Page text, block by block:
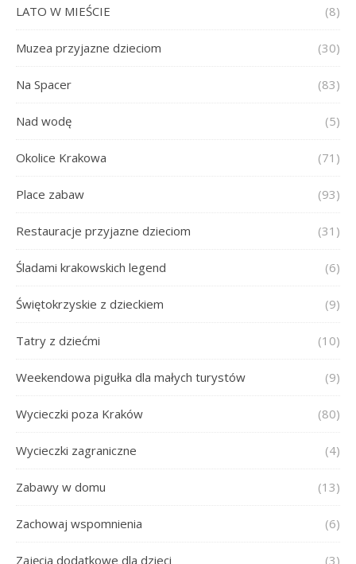
LATO W MIEŚCIE (8)
Muzea przyjazne dzieciom (30)
Na Spacer (83)
Nad wodę (5)
Okolice Krakowa (71)
Place zabaw (93)
Restauracje przyjazne dzieciom (31)
Śladami krakowskich legend (6)
Świętokrzyskie z dzieckiem (9)
Tatry z dziećmi (10)
Weekendowa pigułka dla małych turystów (9)
Wycieczki poza Kraków (80)
Wycieczki zagraniczne (4)
Zabawy w domu (13)
Zachowaj wspomnienia (6)
Zajęcia dodatkowe dla dzieci (3)